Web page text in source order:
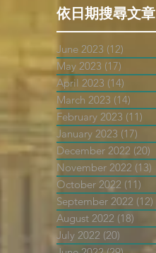
依日期搜尋文章
June 2023 (12)
May 2023 (17)
April 2023 (14)
March 2023 (14)
February 2023 (11)
January 2023 (17)
December 2022 (20)
November 2022 (13)
October 2022 (11)
September 2022 (12)
August 2022 (18)
July 2022 (20)